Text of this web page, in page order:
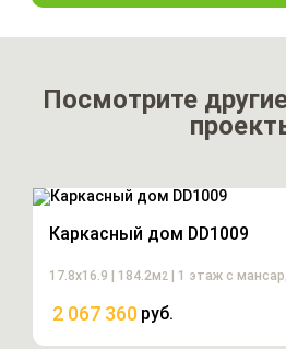
Посмотрите
Каркасный дом DD1009
17.8х16.9 | 184.2м2 | 1 этаж с
2 067 360 руб.